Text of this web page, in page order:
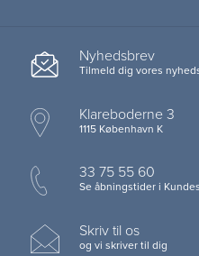
Nyhedsbrev
Tilmeld dig vores
Klareboderne 3
1115 København K
33 75 55 60
Se åbningstider i
Skriv til os
og vi skriver til dig